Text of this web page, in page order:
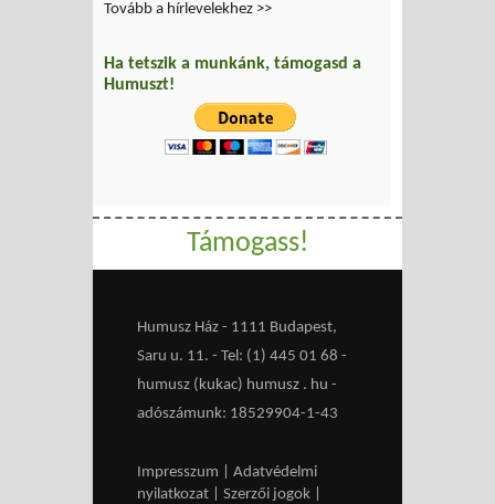
Tovább a hírlevelekhez >>
Ha tetszik a munkánk, támogasd a
Humuszt!
Támogass!
Humusz Ház - 1111 Budapest,
Saru u. 11. - Tel: (1) 445 01 68 -
humusz (kukac) humusz . hu -
adószámunk: 18529904-1-43
Impresszum
Adatvédelmi
nyilatkozat
Szerzői jogok